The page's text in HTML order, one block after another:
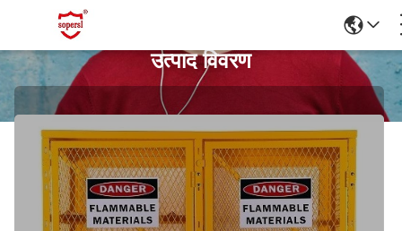
उत्पाद विवरण